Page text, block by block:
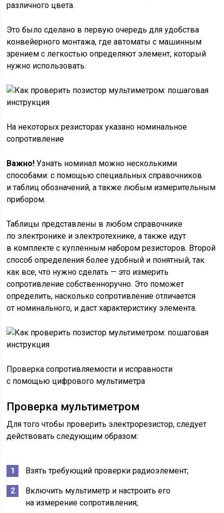
различного цвета.
Это было сделано в первую очередь для удобства
конвейерного монтажа, где автоматы с машинным
зрением с легкостью определяют элемент, который
нужно использовать.
На некоторых резисторах указано номинальное
сопротивление
Важно!Узнать номинал можно несколькими
способами: с помощью специальных справочников
и таблиц обозначений, а также любым измерительным
прибором.
Таблицы представлены в любом справочнике
по электронике и электротехнике, а также идут
в комплекте с купленным набором резисторов. Второй
способ определения более удобный и понятный, так
как все, что нужно сделать — это измерить
сопротивление собственноручно. Это поможет
определить, насколько сопротивление отличается
от номинального, и даст характеристику элемента.
Проверка сопротивляемости и исправности
с помощью цифрового мультиметра
Проверка мультиметром
Для того чтобы проверить электрорезистор, следует
действовать следующим образом:
Взять требующий проверки радиоэлемент;
Включить мультиметр и настроить его
на измерение сопротивления;